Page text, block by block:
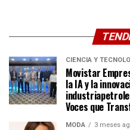
CIENCIA Y
Movistar
la IA y la
Voces que
MODA 3 meses